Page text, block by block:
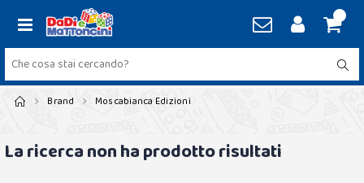
Brand Moscabianca Edizioni
La ricerca non ha prodotto risultati